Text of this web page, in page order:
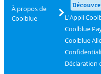
À propos de
Coolblue
L'Appli
Coolblue
Coolblue
Déclaration